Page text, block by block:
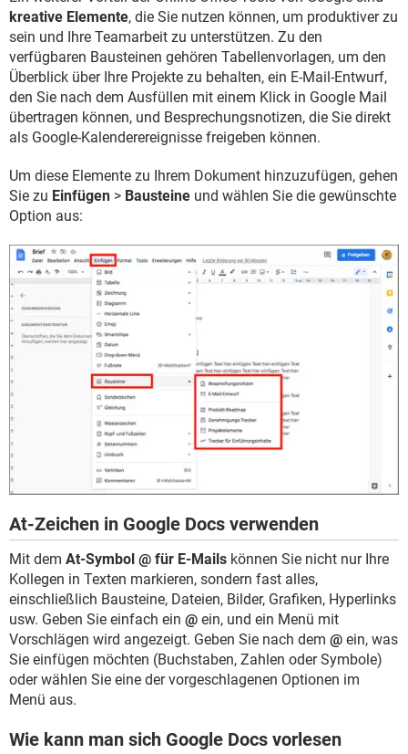
kreative Elemente, die Sie nutzen können, um produktiver zu
sein und Ihre Teamarbeit zu unterstützen. Zu den
verfügbaren Bausteinen gehören Tabellenvorlagen, um den
Überblick über Ihre Projekte zu behalten, ein E-Mail-Entwurf,
den Sie nach dem Ausfüllen mit einem Klick in Google Mail
übertragen können, und Besprechungsnotizen, die Sie direkt
als Google-Kalenderereignisse freigeben können.
Um diese Elemente zu Ihrem Dokument hinzuzufügen, gehen
Sie zu Einfügen > Bausteine und wählen Sie die gewünschte
Option aus:
At-Zeichen in Google Docs verwenden
Mit dem At-Symbol @ für E-Mails können Sie nicht nur Ihre
Kollegen in Texten markieren, sondern fast alles,
einschließlich Bausteine, Dateien, Bilder, Grafiken, Hyperlinks
usw. Geben Sie einfach ein @ ein, und ein Menü mit
Vorschlägen wird angezeigt. Geben Sie nach dem @ ein, was
Sie einfügen möchten (Buchstaben, Zahlen oder Symbole)
oder wählen Sie eine der vorgeschlagenen Optionen im
Menü aus.
Wie kann man sich Google Docs vorlesen